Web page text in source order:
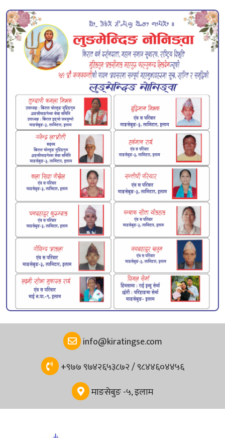
info@kiratingse.com
+९७७ ९७४२६५३८७२ / ९८४४६०४४५६
माङसेबुङ -५, इलाम